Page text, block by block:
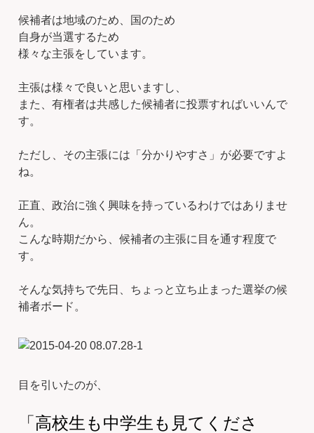
候補者は地域のため、国のため
自身が当選するため
様々な主張をしています。
主張は様々で良いと思いますし、
また、有権者は共感した候補者に投票すればいいんで
す。
ただし、その主張には「分かりやすさ」が必要ですよ
ね。
正直、政治に強く興味を持っているわけではありませ
ん。
こんな時期だから、候補者の主張に目を通す程度で
す。
そんな気持ちで先日、ちょっと立ち止まった選挙の候
補者ボード。
目を引いたのが、
「高校生も中学生も見てくださ